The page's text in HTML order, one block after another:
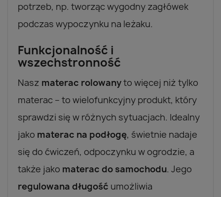
potrzeb, np. tworząc wygodny zagłówek
podczas wypoczynku na leżaku.
Funkcjonalność i
wszechstronność
Nasz materac rolowanyto więcej niż tylko
materac – to wielofunkcyjny produkt, który
sprawdzi się w różnych sytuacjach. Idealny
jako materac na podłogę, świetnie nadaje
się do ćwiczeń, odpoczynku w ogrodzie, a
także jako materac do samochodu. Jego
regulowana długość umożliwia